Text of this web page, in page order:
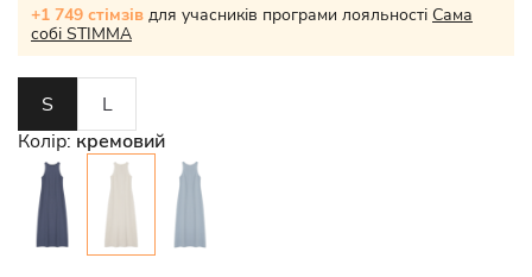
+1 749 стімзів для учасників програми лояльності Сама
собі STIMMA
S
L
Колір: кремовий